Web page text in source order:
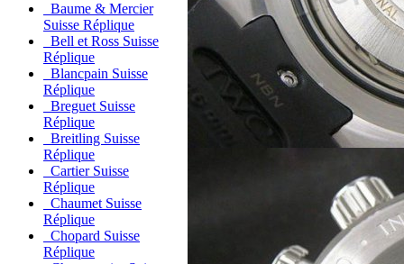
Baume & Mercier
Suisse Réplique
Bell et Ross Suisse
Réplique
Blancpain Suisse
Réplique
Breguet Suisse
Réplique
Breitling Suisse
Réplique
Cartier Suisse
Réplique
Chaumet Suisse
Réplique
Chopard Suisse
Réplique